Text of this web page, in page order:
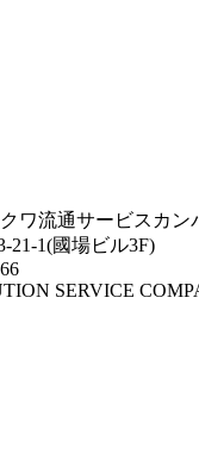
ワ流通サービスカン
21-1(國場ビル3F)
SERVICE